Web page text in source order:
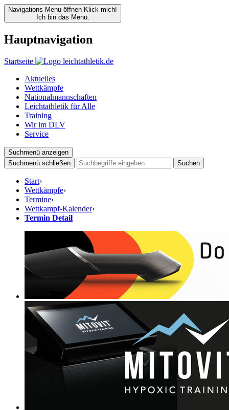
Navigations Menu öffnen Klick mich!
Ich bin das Menü.
Hauptnavigation
Startseite
Aktuelles
Wettkämpfe
Nationalmannschaften
Leichtathletik für Alle
Training
Wir im DLV
Service
Suchmenü anzeigen
Suchmenü schließen
Suchen
Start›
Wettkämpfe›
Termine›
Wettkampf-Kalender›
Termin Detail